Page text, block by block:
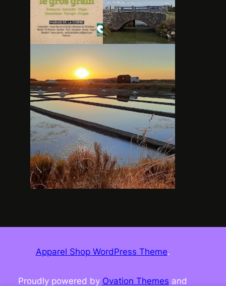
Apparel Shop WordPress Theme.
Proudly powered by Ovation Themes and